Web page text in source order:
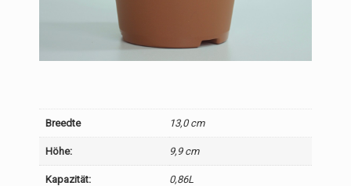
Breedte 13,0 cm
Höhe: 9,9 cm
Kapazität: 0,86L